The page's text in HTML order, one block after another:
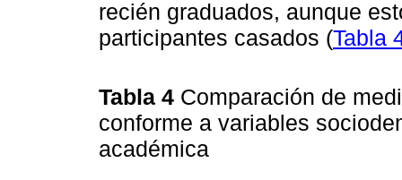
recién graduados, aunque
participantes casados (Tabla
Tabla 4 Comparación de
conforme a variables
académica